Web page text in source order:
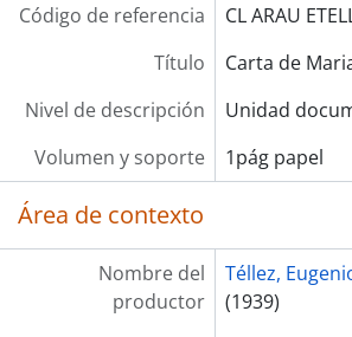
Código de referencia
CL ARAU
Título
Carta de
Nivel de descripción
Unidad
Volumen y soporte
1pág papel
Área de contexto
Nombre del
productor
Téllez,
(1939)